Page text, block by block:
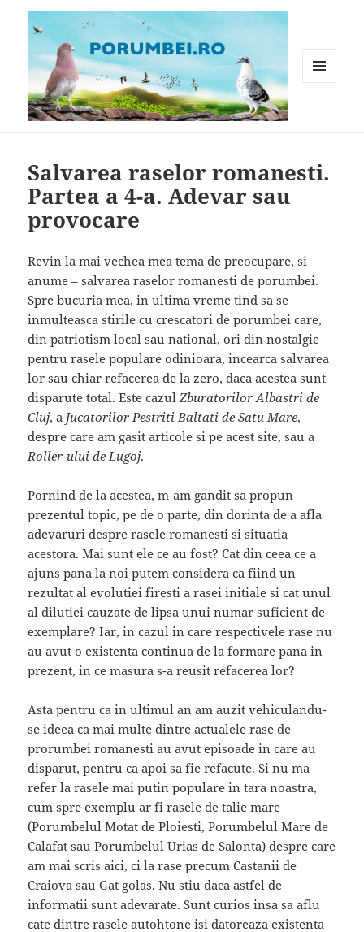
Salvarea raselor romanesti.
Partea a 4-a. Adevar sau
provocare
Revin la mai vechea mea tema de preocupare, si
anume – salvarea raselor romanesti de porumbei.
Spre bucuria mea, in ultima vreme tind sa se
inmulteasca stirile cu crescatori de porumbei care,
din patriotism local sau national, ori din nostalgie
pentru rasele populare odinioara, incearca salvarea
lor sau chiar refacerea de la zero, daca acestea sunt
disparute total. Este cazulZburatorilor Albastri de
Cluj, a Jucatorilor Pestriti Baltati de Satu Mare,
despre care am gasit articole si pe acest site, sau a
Roller-ului de Lugoj.
Pornind de la acestea, m-am gandit sa propun
prezentul topic, pe de o parte, din dorinta de a afla
adevaruri despre rasele romanesti si situatia
acestora. Mai sunt ele ce au fost? Cat din ceea ce a
ajuns pana la noi putem considera ca fiind un
rezultat al evolutiei firesti a rasei initiale si cat unul
al dilutiei cauzate de lipsa unui numar suficient de
exemplare? Iar, in cazul in care respectivele rase nu
au avut o existenta continua de la formare pana in
prezent, in ce masura s-a reusit refacerea lor?
Asta pentru ca in ultimul an am auzit vehiculandu-
se ideea ca mai multe dintre actualele rase de
prorumbei romanesti au avut episoade in care au
disparut, pentru ca apoi sa fie refacute. Si nu ma
refer la rasele mai putin populare in tara noastra,
cum spre exemplu ar fi rasele de talie mare
(Porumbelul Motat de Ploiesti, Porumbelul Mare de
Calafat sau Porumbelul Urias de Salonta) despre care
am mai scris aici, ci la rase precum Castanii de
Craiova sau Gat golas. Nu stiu daca astfel de
informatii sunt adevarate. Sunt curios insa sa aflu
cate dintre rasele autohtone isi datoreaza existenta